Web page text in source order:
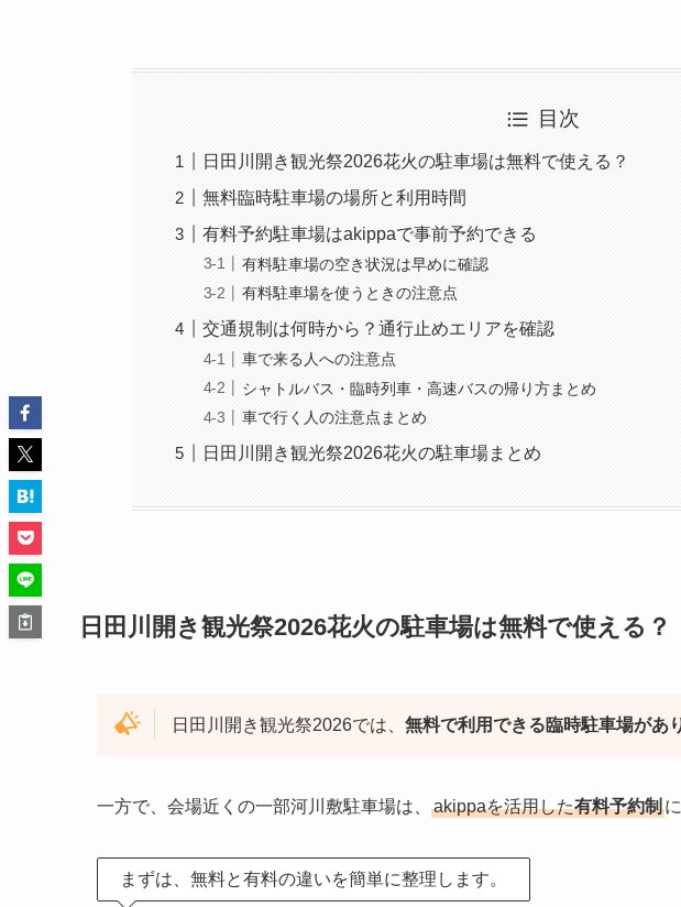
目次
日田川開き観光祭2026花火の駐車場は無料で使える？
無料臨時駐車場の場所と利用時間
有料予約駐車場はakippaで事前予約できる
有料駐車場の空き状況は早めに確認
有料駐車場を使うときの注意点
交通規制は何時から？通行止めエリアを確認
車で来る人への注意点
シャトルバス・臨時列車・高速バスの帰り方まとめ
車で行く人の注意点まとめ
日田川開き観光祭2026花火の駐車場まとめ
日田川開き観光祭2026花火の駐車場は無料で使える？
日田川開き観光祭2026では、 無料で利用できる臨時駐車場があ
一方で、会場近くの一部河川敷駐車場は、 akippaを活用した有料予約制
まずは、無料と有料の違いを簡単に整理します。